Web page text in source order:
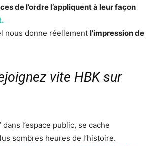
de l’ordre l’appliquent à leur façon
nous donne réellement l’impression de
vite HBK sur
l’espace public, se cache
sombres heures de l’histoire.